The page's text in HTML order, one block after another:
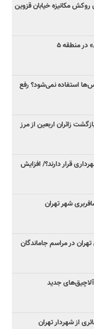
منطقه ۵
استفاده نمی‌شود؟ رفع
زائران اربعین از مرز
قرار دارند؟/ افزایش
با متروی تهران در مراسم جاماندگان
جدید
از شهردار تهران